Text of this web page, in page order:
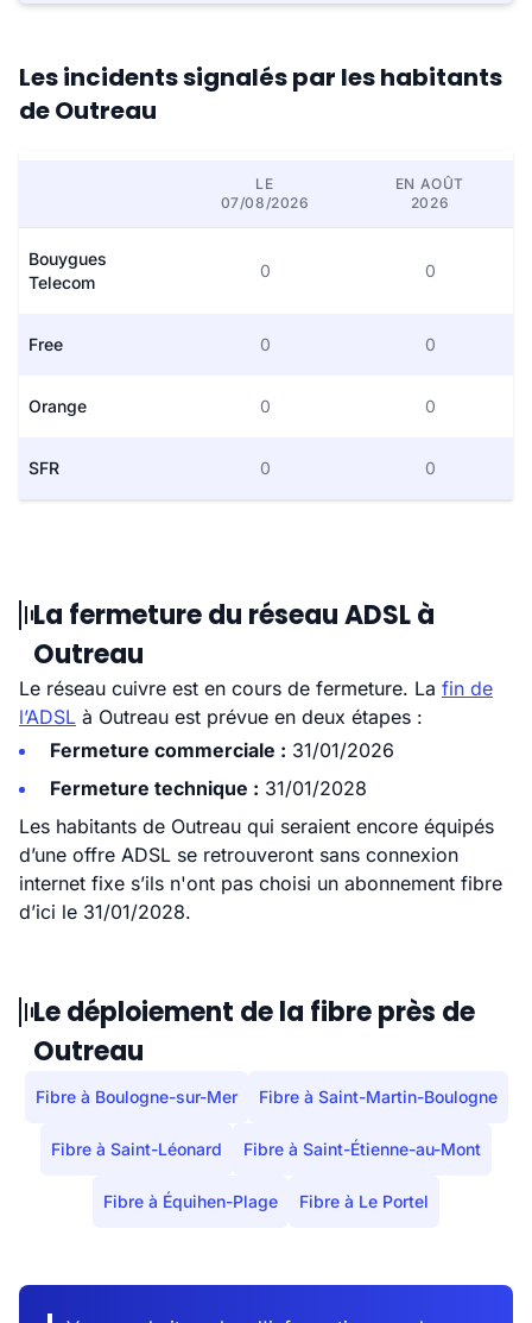
Les incidents signalés par les habitants
de Outreau
LE
07/08/2026
EN AOÛT
2026
Bouygues
Telecom
0 0
Free 0 0
Orange 0 0
SFR 0 0
La fermeture du réseau ADSL à
Outreau
Le réseau cuivre est en cours de fermeture. La fin de
l’ADSL à Outreau est prévue en deux étapes :
Fermeture commerciale : 31/01/2026
Fermeture technique : 31/01/2028
Les habitants de Outreau qui seraient encore équipés
d’une offre ADSL se retrouveront sans connexion
internet fixe s’ils n'ont pas choisi un abonnement fibre
d’ici le 31/01/2028.
Le déploiement de la fibre près de
Outreau
Fibre à Boulogne-sur-Mer Fibre à Saint-Martin-Boulogne
Fibre à Saint-Léonard Fibre à Saint-Étienne-au-Mont
Fibre à Équihen-Plage Fibre à Le Portel